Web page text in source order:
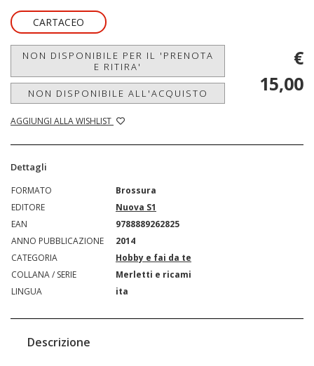
CARTACEO
NON DISPONIBILE PER IL 'PRENOTA
E RITIRA'
NON DISPONIBILE ALL'ACQUISTO
AGGIUNGI ALLA WISHLIST
€
15,00
Dettagli
FORMATO
Brossura
EDITORE
Nuova S1
EAN
9788889262825
ANNO PUBBLICAZIONE
2014
CATEGORIA
Hobby e fai da te
COLLANA / SERIE
Merletti e ricami
LINGUA
ita
Descrizione